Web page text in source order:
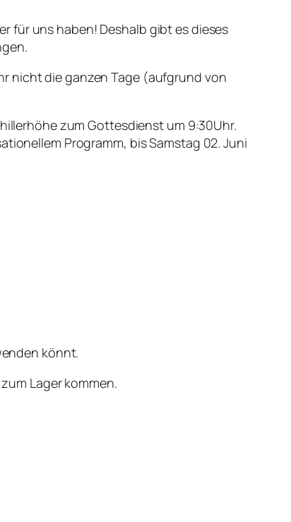
für uns haben! Deshalb gibt es dieses
nicht die ganzen Tage (aufgrund von
zum Gottesdienst um 9:30Uhr.
Programm, bis Samstag 02. Juni
könnt.
Lager kommen.